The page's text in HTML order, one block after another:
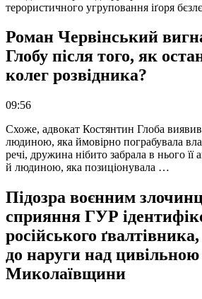
терористичного угруповання іґоря
Роман Червінський
Глобу після того, як
колег розвідника?
09:56
Схоже, адвокат Костянтин Глоба
людиною, яка ймовірно пограбувала
речі, дружина нібито забрала в нього її
й людиною, яка позиціонувала …
Підозра воєнним
сприяння ГУР
російського
до наруги над цивільною
Миколаївщини